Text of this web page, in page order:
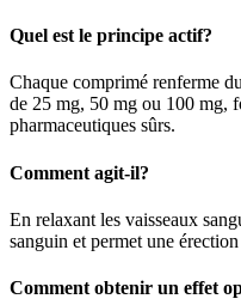
Quel est le principe actif?
Chaque comprimé renferme
de 25 mg, 50 mg ou 100 mg,
pharmaceutiques sûrs.
Comment agit-il?
En relaxant les vaisseaux
sanguin et permet une
Comment obtenir un effet